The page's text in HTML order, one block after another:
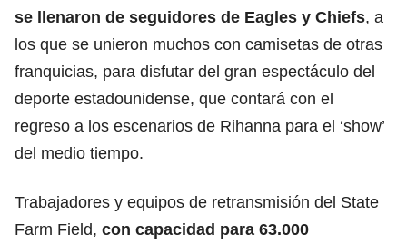
se llenaron de seguidores de Eagles y Chiefs, a
los que se unieron muchos con camisetas de otras
franquicias, para disfutar del gran espectáculo del
deporte estadounidense, que contará con el
regreso a los escenarios de Rihanna para el ‘show’
del medio tiempo.
Trabajadores y equipos de retransmisión del State
Farm Field, con capacidad para 63.000